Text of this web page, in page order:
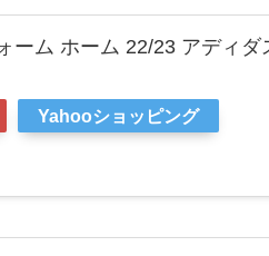
ーム ホーム 22/23 アディダ
Yahooショッピング